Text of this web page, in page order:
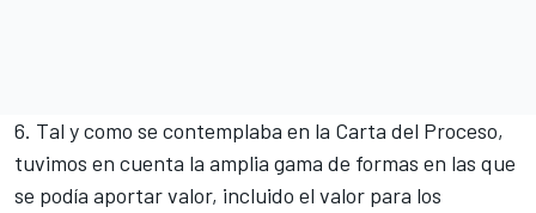
6. Tal y como se contemplaba en la Carta del Proceso,
tuvimos en cuenta la amplia gama de formas en las que
se podía aportar valor, incluido el valor para los